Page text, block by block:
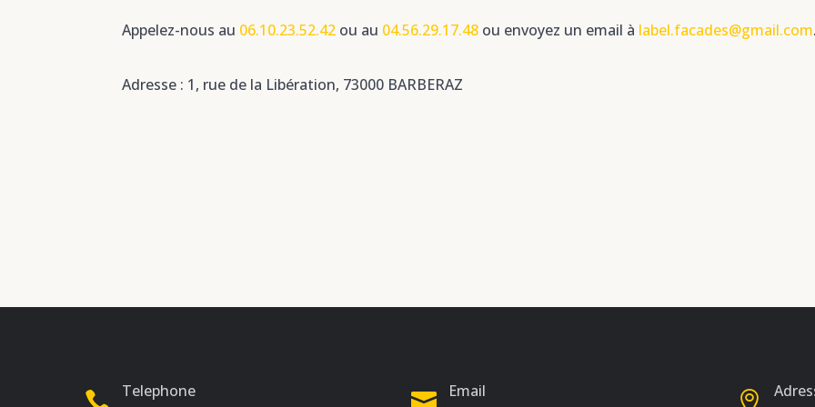
Appelez-nous au 06.10.23.52.42 ou au 04.56.29.17.48 ou envoyez un email à label.facades@gmail.com
Adresse : 1, rue de la Libération, 73000 BARBERAZ
Telephone
Email